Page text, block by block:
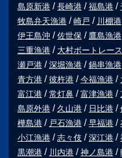
島原新港
長崎港 福島港
牧島弁天漁港
崎戸 川棚港
伊王島沖
佐世保 鷹島漁港
三重漁港
大村ボートレー
瀬戸港
深堀漁港 鍋串漁港
青方港
彼杵港 今福漁港
富江港
常灯鼻 富津漁港
島原外港
久山港 日比港
樺島港
戸石漁港 早福港
小江漁港
志々伎 深江港
黒潮港
川内港 神ノ島港